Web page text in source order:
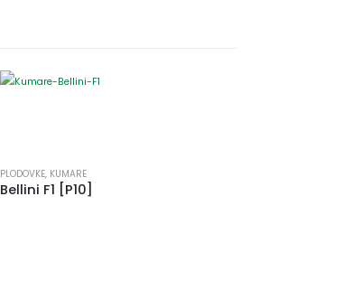
PLODOVKE, KUMARE
Bellini F1 [P10]